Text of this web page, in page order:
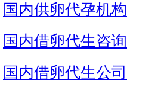
国内供卵代孕机构
国内借卵代生咨询
国内借卵代生公司